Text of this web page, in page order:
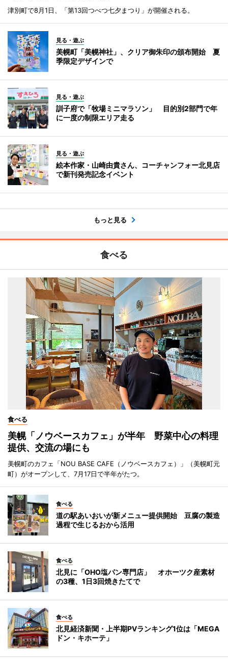
津別町で8月1日、「第13回つべつ七夕まつり」が開催される。
見る・遊ぶ
美幌町「美幌神社」、クリア御朱印の頒布開始 夏
季限定デザインで
見る・遊ぶ
訓子府で「牧場ミニマラソン」 目的別2部門で年
に一度の制限エリア走る
見る・遊ぶ
絵本作家・山崎由貴さん、コーチャンフォー北見店
で新刊発売記念イベント
もっと見る
食べる
食べる
美幌「ノウベースカフェ」が半年 野菜中心の料理
提供、交流の場にも
美幌町のカフェ「NOU BASE CAFE（ノウベースカフェ）」（美幌町元
町）がオープンして、7月17日で半年がたつ。
食べる
道の駅あいおいが新メニュー提供開始 豆腐の製造
過程で生じるおから活用
食べる
北見に「OHO塩パン専門店」 オホーツク産素材
の3種、1日3回焼きたてで
食べる
北見経済新聞・上半期PVランキング1位は「MEGA
ドン・キホーテ」